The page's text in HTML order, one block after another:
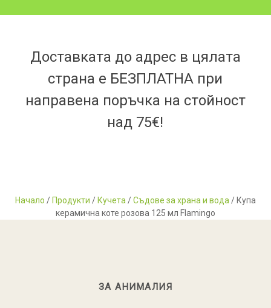
Доставката до адрес в цялата
страна е БЕЗПЛАТНА при
направена поръчка на стойност
над 75€!
Начало / Продукти / Кучета /Съдове за храна и вода / Купа
керамична коте розова 125 мл Flamingo
ЗА АНИМАЛИЯ